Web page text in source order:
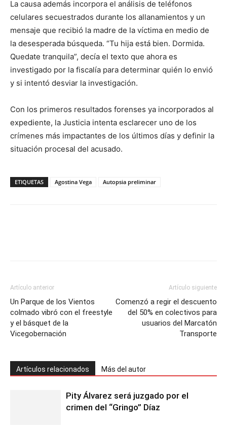
La causa además incorpora el análisis de teléfonos
celulares secuestrados durante los allanamientos y un
mensaje que recibió la madre de la víctima en medio de
la desesperada búsqueda. “Tu hija está bien. Dormida.
Quedate tranquila”, decía el texto que ahora es
investigado por la fiscalía para determinar quién lo envió
y si intentó desviar la investigación.
Con los primeros resultados forenses ya incorporados al
expediente, la Justicia intenta esclarecer uno de los
crímenes más impactantes de los últimos días y definir la
situación procesal del acusado.
ETIQUETAS Agostina Vega Autopsia preliminar
Artículo anterior
Un Parque de los Vientos
colmado vibró con el freestyle
y el básquet de la
Vicegobernación
Artículo siguiente
Comenzó a regir el descuento
del 50% en colectivos para
usuarios del Marcatón
Transporte
Artículos relacionados Más del autor
Pity Álvarez será juzgado por el
crimen del “Gringo” Díaz